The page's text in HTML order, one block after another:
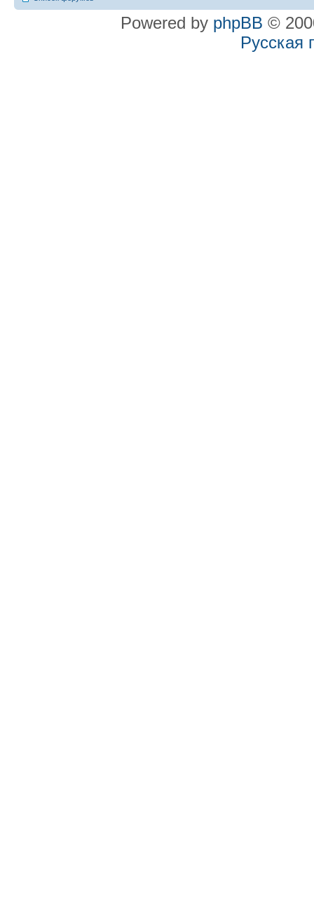
Powered by phpBB ©
Русская